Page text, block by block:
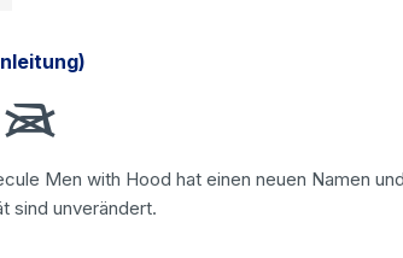
Men with Hood hat einen neuen Namen
sind unverändert.